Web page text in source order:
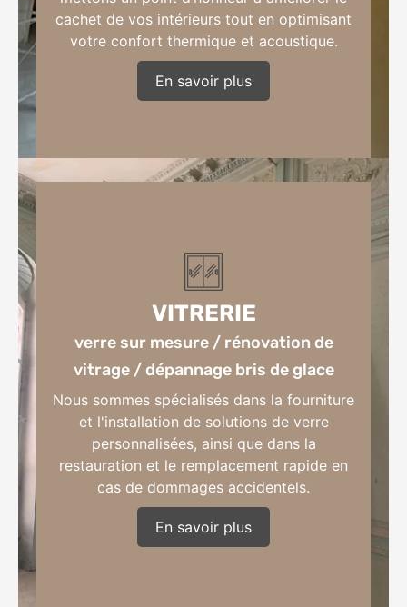
plafonds / cloisons / plâtrerie décorative
cachet de vos intérieurs tout en optimisant
votre confort thermique et acoustique.
En savoir plus
VITRERIE
verre sur mesure / rénovation de
vitrage / dépannage bris de glace
Nous sommes spécialisés dans la fourniture
et l'installation de solutions de verre
personnalisées, ainsi que dans la
restauration et le remplacement rapide en
cas de dommages accidentels.
En savoir plus